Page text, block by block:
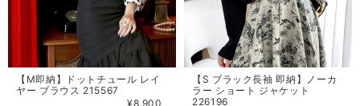
【M即納】ドットチュール レイ
ヤー ブラウス 215567
¥8,900
【S ブラック長袖 即納】ノーカ
ラー ショート ジャケット
226196